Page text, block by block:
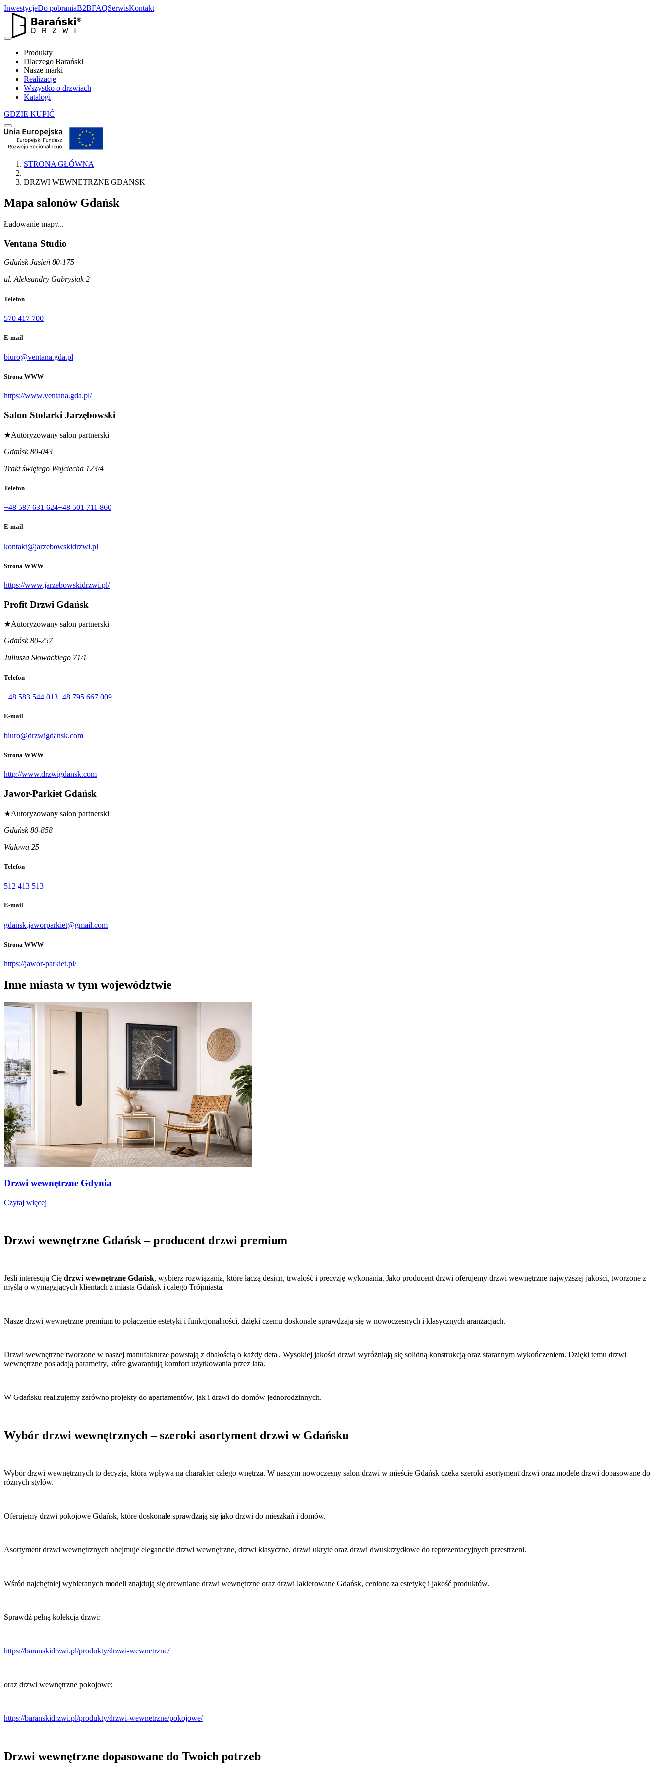
InwestycjeDo pobraniaB2BFAQSerwisKontakt
Produkty
Dlaczego Barański
Nasze marki
Realizacje
Wszystko o drzwiach
Katalogi
GDZIE KUPIĆ
STRONA GŁÓWNA
DRZWI WEWNETRZNE GDANSK
Mapa salonów Gdańsk
Ładowanie mapy...
Ventana Studio
Gdańsk Jasień 80-175
ul. Aleksandry Gabrysiak 2
Telefon
570 417 700
E-mail
biuro@ventana.gda.pl
Strona WWW
https://www.ventana.gda.pl/
Salon Stolarki Jarzębowski
★Autoryzowany salon partnerski
Gdańsk 80-043
Trakt świętego Wojciecha 123/4
Telefon
+48 587 631 624+48 501 711 860
E-mail
kontakt@jarzebowskidrzwi.pl
Strona WWW
https://www.jarzebowskidrzwi.pl/
Profit Drzwi Gdańsk
★Autoryzowany salon partnerski
Gdańsk 80-257
Juliusza Słowackiego 71/1
Telefon
+48 583 544 013+48 795 667 009
E-mail
biuro@drzwigdansk.com
Strona WWW
http://www.drzwigdansk.com
Jawor-Parkiet Gdańsk
★Autoryzowany salon partnerski
Gdańsk 80-858
Wałowa 25
Telefon
512 413 513
E-mail
gdansk.jaworparkiet@gmail.com
Strona WWW
https://jawor-parkiet.pl/
Inne miasta w tym województwie
Drzwi wewnętrzne Gdynia
Czytaj więcej
Drzwi wewnętrzne Gdańsk – producent drzwi premium
Jeśli interesują Cię drzwi wewnętrzne Gdańsk, wybierz rozwiązania, które łączą design, trwałość i precyzję wykonania. Jako producent drzwi oferujemy drzwi wewnętrzne najwyższej jakości, tworzone z
myślą o wymagających klientach z miasta Gdańsk i całego Trójmiasta.
Nasze drzwi wewnętrzne premium to połączenie estetyki i funkcjonalności, dzięki czemu doskonale sprawdzają się w nowoczesnych i klasycznych aranżacjach.
Drzwi wewnętrzne tworzone w naszej manufakturze powstają z dbałością o każdy detal. Wysokiej jakości drzwi wyróżniają się solidną konstrukcją oraz starannym wykończeniem. Dzięki temu drzwi
wewnętrzne posiadają parametry, które gwarantują komfort użytkowania przez lata.
W Gdańsku realizujemy zarówno projekty do apartamentów, jak i drzwi do domów jednorodzinnych.
Wybór drzwi wewnętrznych – szeroki asortyment drzwi w Gdańsku
Wybór drzwi wewnętrznych to decyzja, która wpływa na charakter całego wnętrza. W naszym nowoczesny salon drzwi w mieście Gdańsk czeka szeroki asortyment drzwi oraz modele drzwi dopasowane do
różnych stylów.
Oferujemy drzwi pokojowe Gdańsk, które doskonale sprawdzają się jako drzwi do mieszkań i domów.
Asortyment drzwi wewnętrznych obejmuje eleganckie drzwi wewnętrzne, drzwi klasyczne, drzwi ukryte oraz drzwi dwuskrzydłowe do reprezentacyjnych przestrzeni.
Wśród najchętniej wybieranych modeli znajdują się drewniane drzwi wewnętrzne oraz drzwi lakierowane Gdańsk, cenione za estetykę i jakość produktów.
Sprawdź pełną kolekcja drzwi:
https://baranskidrzwi.pl/produkty/drzwi-wewnetrzne/
oraz drzwi wewnętrzne pokojowe:
https://baranskidrzwi.pl/produkty/drzwi-wewnetrzne/pokojowe/
Drzwi wewnętrzne dopasowane do Twoich potrzeb